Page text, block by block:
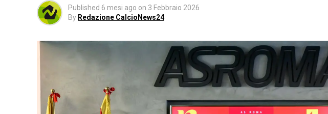
Published 6 mesi ago on 3 Febbraio 2026
By Redazione CalcioNews24